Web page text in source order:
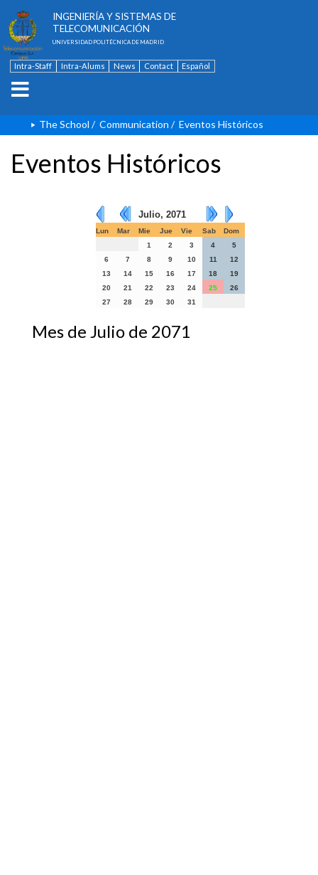
INGENIERÍA Y SISTEMAS DE
TELECOMUNICACIÓN
UNIVERSIDAD POLITÉCNICA DE MADRID
Intra-Staff Intra-Alums News Contact Español
The School / Communication / Eventos Históricos
Eventos Históricos
Julio, 2071
Lun Mar Mie Jue Vie Sab
Dom
1
2 3 4
5
6
7 8 9 10 11
12
13
14 15 16 17 18
19
20
21 22 23 24 25
26
27
28 29 30 31
Mes de Julio de 2071